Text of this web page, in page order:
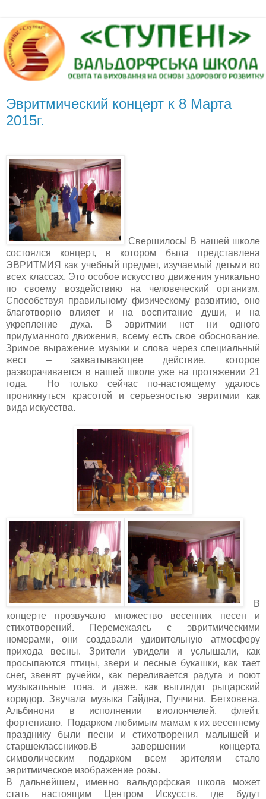
Эвритмический концерт к 8 Марта
2015г.
Свершилось! В нашей школе
состоялся концерт, в котором была представлена
ЭВРИТМИЯ как учебный предмет, изучаемый детьми во
всех классах. Это особое искусство движения уникально
по своему воздействию на человеческий организм.
Способствуя правильному физическому развитию, оно
благотворно влияет и на воспитание души, и на
укрепление духа. В эвритмии нет ни одного
придуманного движения, всему есть свое обоснование.
Зримое выражение музыки и слова через специальный
жест – захватывающее действие, которое
разворачивается в нашей школе уже на протяжении 21
года. Но только сейчас по-настоящему удалось
проникнуться красотой и серьезностью эвритмии как
вида искусства.
В
концерте прозвучало множество весенних песен и
стихотворений. Перемежаясь с эвритмическими
номерами, они создавали удивительную атмосферу
прихода весны. Зрители увидели и услышали, как
просыпаются птицы, звери и лесные букашки, как тает
снег, звенят ручейки, как переливается радуга и поют
музыкальные тона, и даже, как выглядит рыцарский
коридор. Звучала музыка Гайдна, Пуччини, Бетховена,
Альбинони в исполнении виолончелей, флейт,
фортепиано. Подарком любимым мамам к их весеннему
празднику были песни и стихотворения малышей и
старшеклассников.В завершении концерта
символическим подарком всем зрителям стало
эвритмическое изображение розы.
В дальнейшем, именно вальдорфская школа может
стать настоящим Центром Искусств, где будут